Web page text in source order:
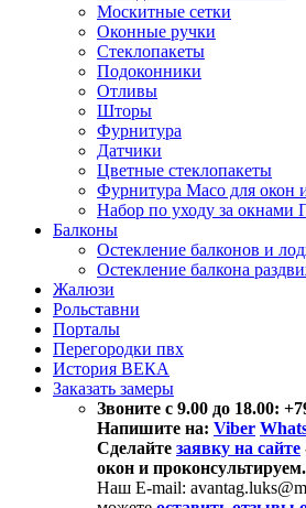
Москитные сетки
Оконные ручки
Стеклопакеты
Подоконники
Отливы
Шторы
Фурнитура
Датчики
Цветные стеклопакеты
Фурнитура Maco для окон
Набор по уходу за
Балконы
Остекление балконов и
Остекление балкона
Жалюзи
Рольставни
Порталы
Перегородки пвх
История ВЕКА
Заказать замеры
Звоните с 9.00 до 18.00:
Напишите на: Viber
Сделайте заявку на сайте
окон и проконсультируем.
Наш E-mail: